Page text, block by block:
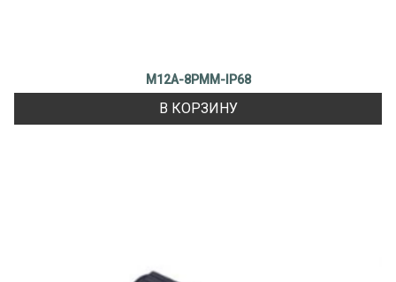
M12A-8PMM-IP68
В КОРЗИНУ